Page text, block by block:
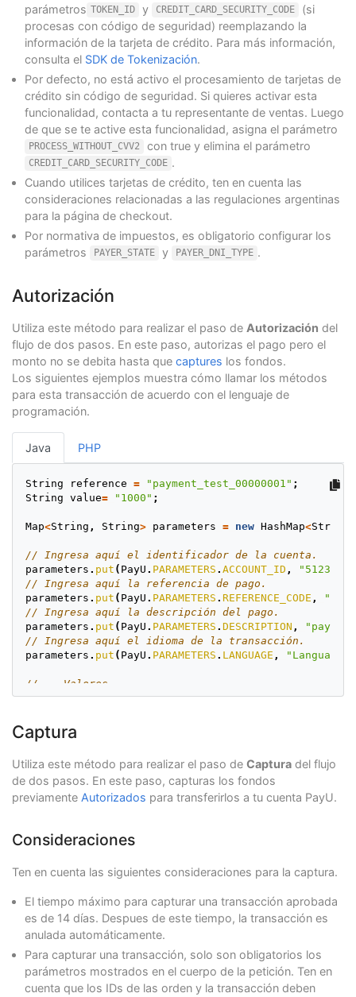
parámetros TOKEN_ID y CREDIT_CARD_SECURITY_CODE
(si
procesas con código de seguridad) reemplazando la
información de la tarjeta de crédito. Para más información,
consulta el SDK de Tokenización.
Por defecto, no está activo el procesamiento de tarjetas de
crédito sin código de seguridad. Si quieres activar esta
funcionalidad, contacta a tu representante de ventas. Luego
de que se te active esta funcionalidad, asigna el parámetro
PROCESS_WITHOUT_CVV2 con true y elimina el parámetro
CREDIT_CARD_SECURITY_CODE .
Cuando utilices tarjetas de crédito, ten en cuenta las
consideraciones relacionadas a las regulaciones argentinas
para la página de checkout.
Por normativa de impuestos, es obligatorio configurar los
parámetros
PAYER_STATE y PAYER_DNI_TYPE .
Autorización
Utiliza este método para realizar el paso de Autorización del
flujo de dos pasos. En este paso, autorizas el pago pero el
monto no se debita hasta que captures los fondos.
Los siguientes ejemplos muestra cómo llamar los métodos
para esta transacción de acuerdo con el lenguaje de
programación.
Java PHP
String reference = "payment_test_00000001" ;
String value= "1000" ;
Map<String , String> parameters = new HashMap<String
// Ingresa aquí el identificador de la cuenta.
parameters . put ( PayU . PARAMETERS . ACCOUNT_ID , "512322"
// Ingresa aquí la referencia de pago.
parameters . put ( PayU . PARAMETERS . REFERENCE_CODE , ""
// Ingresa aquí la descripción del pago.
parameters . put ( PayU . PARAMETERS . DESCRIPTION ,
// Ingresa aquí el idioma de la transacción.
parameters . put ( PayU . PARAMETERS . LANGUAGE ,
// -- Valores --
// Ingresa aquí el valor.
// Ingresa aquí la moneda.
parameters
// -- Comprador --
// Ingresa aquí el identificador del comprador.
parameters.put(PayU .PARAMETERS.BUYER_ID, "1" );
// Ingresa aquí el correo electrónico del comprador
// Ingresa aquí el teléfono de contacto del
// Ingresa aquí el número de identificación del
parameters
put PARAMETERS BUYER_DNI
// Ingresa aquí la dirección del comprador.
parameters.put( PayU.PARAMETERS .BUYER_STREET,
"Av
parameters .put(PayU. PARAMETERS .BUYER_STREET_2,
parameters. put(PayU. PARAMETERS .BUYER_CITY, "San
Captura
Utiliza este método para realizar el paso de Captura del flujo
de dos pasos. En este paso, capturas los fondos
previamente Autorizados para transferirlos a tu cuenta PayU.
Consideraciones
Ten en cuenta las siguientes consideraciones para la captura.
El tiempo máximo para capturar una transacción aprobada
es de 14 días. Despues de este tiempo, la transacción es
anulada automáticamente.
Para capturar una transacción, solo son obligatorios los
parámetros mostrados en el cuerpo de la petición. Ten en
cuenta que los IDs de las orden y la transacción deben